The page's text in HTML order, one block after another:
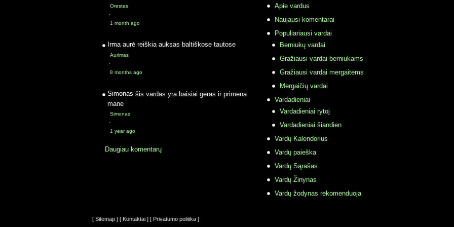
Orestas
·
1 month ago
Irma aurė reiškia auksas baltiškose tautose
Aurimas
·
8 months ago
Simonas šis vardas yra baisiai geras ir primena
mane
Simonas
·
1 year ago
Daugiau komentarų
Apie vardus
Naujausi komentarai
Populiariausi vardai
Berniukų vardai
Gražiausi vardai berniukams
Gražiausi vardai mergaitėms
Mergaičių vardai
Vardadieniai
Vardadieniai rytoj
Vardadieniai šiandien
Vardų Kalendorius
Vardų paieška
Vardų Sąrašas
Vardų Žinynas
Vardų žodynas rekomenduoja
[ Sitemap ] [ Kontaktai ] [ Privatumo politika ]